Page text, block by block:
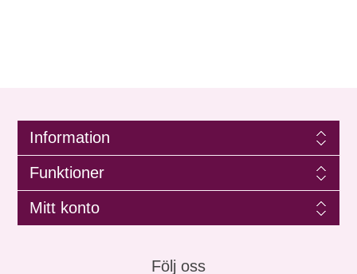
Information
Funktioner
Mitt konto
Följ oss